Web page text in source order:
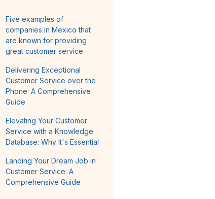
Five examples of
companies in Mexico that
are known for providing
great customer service
Delivering Exceptional
Customer Service over the
Phone: A Comprehensive
Guide
Elevating Your Customer
Service with a Knowledge
Database: Why It's Essential
Landing Your Dream Job in
Customer Service: A
Comprehensive Guide